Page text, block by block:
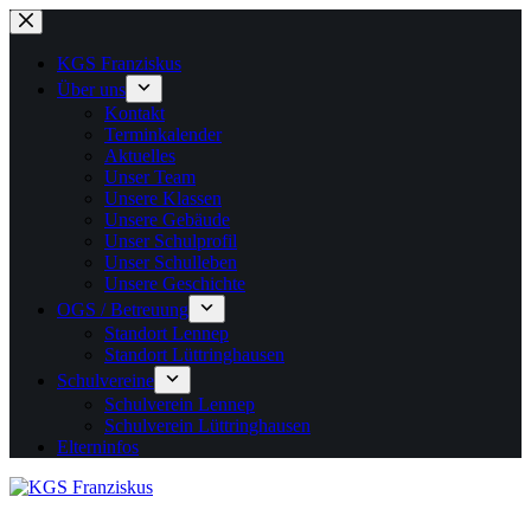
Zum
Inhalt
springenKGS Franziskus
Über uns
Kontakt
Terminkalender
Aktuelles
Unser Team
Unsere Klassen
Unsere Gebäude
Unser Schulprofil
Unser Schulleben
Unsere Geschichte
OGS / Betreuung
Standort Lennep
Standort Lüttringhausen
Schulvereine
Schulverein Lennep
Schulverein Lüttringhausen
Elterninfos